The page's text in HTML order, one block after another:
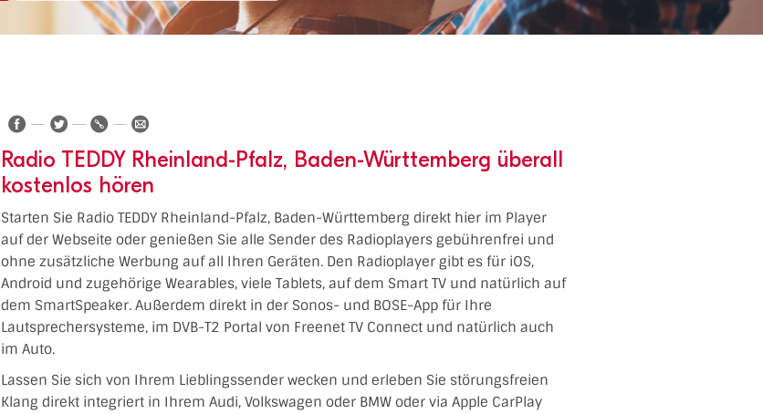
Radio TEDDY Rheinland-Pfalz, Baden-Württemberg überall
kostenlos hören
Starten Sie Radio TEDDY Rheinland-Pfalz, Baden-Württemberg direkt hier im Player
auf der Webseite oder genießen Sie alle Sender des Radioplayers gebührenfrei und
ohne zusätzliche Werbung auf all Ihren Geräten. Den Radioplayer gibt es für iOS,
Android und zugehörige Wearables, viele Tablets, auf dem Smart TV und natürlich auf
dem SmartSpeaker. Außerdem direkt in der Sonos- und BOSE-App für Ihre
Lautsprechersysteme, im DVB-T2 Portal von Freenet TV Connect und natürlich auch
im Auto.
Lassen Sie sich von Ihrem Lieblingssender wecken und erleben Sie störungsfreien
Klang direkt integriert in Ihrem Audi, Volkswagen oder BMW oder via Apple CarPlay